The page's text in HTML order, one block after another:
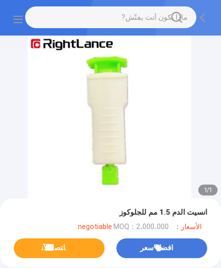
1
/
1
انسيت الدم 1.5 مم للجلوكوز
الأسعار：negotiable MOQ：2،000،000
افضل سعر ﺎﺘﺼﻟ ﺍﻶﻧ